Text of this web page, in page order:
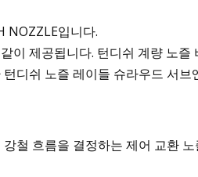
NOZZLE입니다.
이 제공됩니다. 턴디쉬 계량 노
디쉬 노즐 레이들 슈라우드 서
철 흐름을 결정하는 제어 교환